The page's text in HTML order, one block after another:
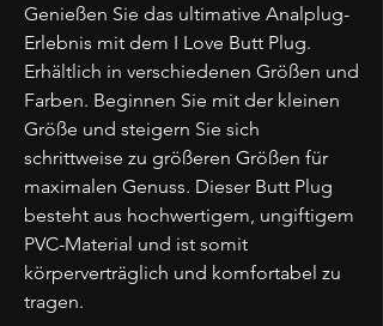
Genießen Sie das ultimative Analplug-
Erlebnis mit dem I Love Butt Plug.
Erhältlich in verschiedenen Größen und
Farben. Beginnen Sie mit der kleinen
Größe und steigern Sie sich
schrittweise zu größeren Größen für
maximalen Genuss. Dieser Butt Plug
besteht aus hochwertigem, ungiftigem
PVC-Material und ist somit
körperverträglich und komfortabel zu
tragen.